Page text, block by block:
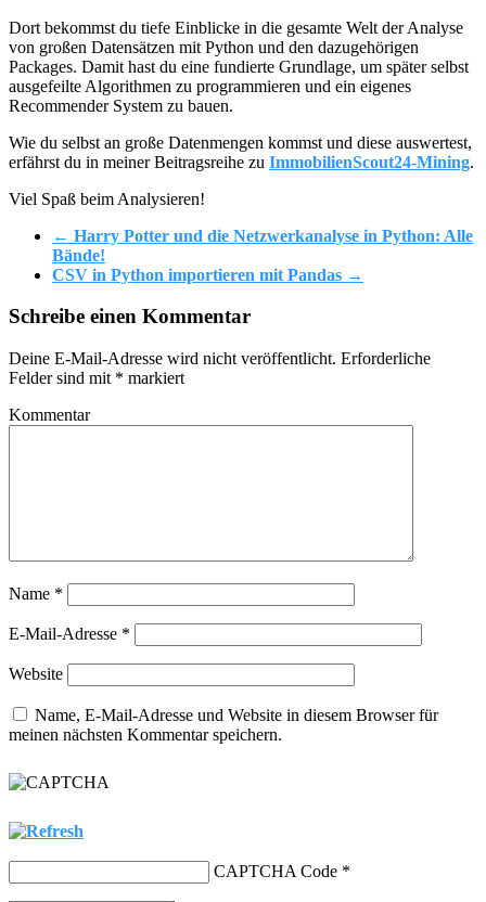
Dort bekommst du tiefe Einblicke in die gesamte Welt der Analyse
von großen Datensätzen mit Python und den dazugehörigen
Packages. Damit hast du eine fundierte Grundlage, um später selbst
ausgefeilte Algorithmen zu programmieren und ein eigenes
Recommender System zu bauen.
Wie du selbst an große Datenmengen kommst und diese auswertest,
erfährst du in meiner Beitragsreihe zu ImmobilienScout24-Mining.
Viel Spaß beim Analysieren!
← Harry Potter und die Netzwerkanalyse in Python: Alle
Bände!
CSV in Python importieren mit Pandas →
Schreibe einen Kommentar
Deine E-Mail-Adresse wird nicht veröffentlicht. Erforderliche
Felder sind mit * markiert
Kommentar
Name *
E-Mail-Adresse *
Website
Name, E-Mail-Adresse und Website in diesem Browser für
meinen nächsten Kommentar speichern.
CAPTCHA Code *